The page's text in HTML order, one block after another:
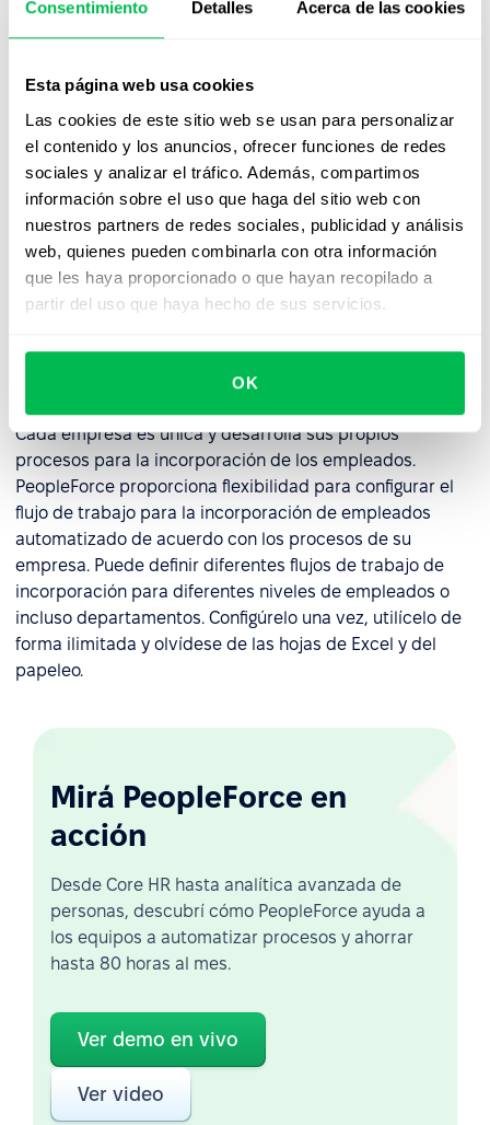
Consentimiento Detalles Acerca de las cookies
Esta página web usa cookies
Las cookies de este sitio web se usan para personalizar
el contenido y los anuncios, ofrecer funciones de redes
sociales y analizar el tráfico. Además, compartimos
información sobre el uso que haga del sitio web con
nuestros partners de redes sociales, publicidad y análisis
web, quienes pueden combinarla con otra información
que les haya proporcionado o que hayan recopilado a
partir del uso que haya hecho de sus servicios.
OK
Proporcione cartas con comentarios claros y amables
negativos como para los positivos.
Incluso cuando el proceso de contratación haya
finalizado, la incorporación no debería terminar con la
instalación del escritorio y la entrega de pases a la
oficina. Puede ampliar el flujo de trabajo para la
incorporación hasta 6-12 meses con el fin de obtener
más beneficios. Entre los que se encuentran, el
aprendizaje en el lugar de trabajo, la supervisión y
una experiencia de aprendizaje continuo.
Cada empresa es única y desarrolla sus propios
procesos para la incorporación de los empleados.
PeopleForce proporciona flexibilidad para configurar el
flujo de trabajo para la incorporación de empleados
automatizado de acuerdo con los procesos de su
empresa. Puede definir diferentes flujos de trabajo de
incorporación para diferentes niveles de empleados o
incluso departamentos. Configúrelo una vez, utilícelo de
forma ilimitada y olvídese de las hojas de Excel y del
papeleo.
Mirá PeopleForce en
acción
Desde Core HR hasta analítica avanzada de
personas, descubrí cómo PeopleForce ayuda a
los equipos a automatizar procesos y ahorrar
hasta 80 horas al mes.
Ver demo en vivo
Ver video